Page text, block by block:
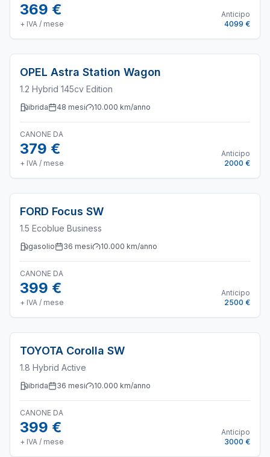
369 €
+ IVA / mese
Anticipo
4099 €
OPEL Astra Station Wagon
1.2 Hybrid 145cv Edition
ibrida 48 mesi 10.000 km/anno
CANONE DA
379 €
+ IVA / mese
Anticipo
2000 €
FORD Focus SW
1.5 Ecoblue Business
gasolio 36 mesi 10.000 km/anno
CANONE DA
399 €
+ IVA / mese
Anticipo
2500 €
TOYOTA Corolla SW
1.8 Hybrid Active
ibrida 36 mesi 10.000 km/anno
CANONE DA
399 €
+ IVA / mese
Anticipo
3000 €